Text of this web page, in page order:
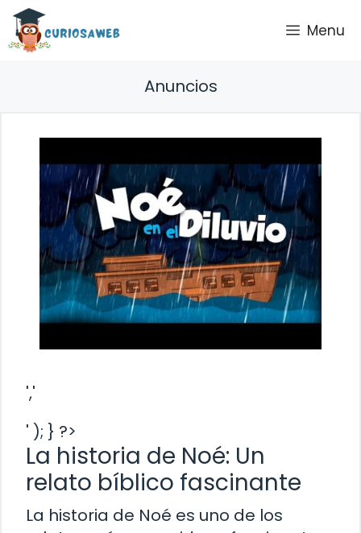
Saltar
contenido
Menu
Anuncios
','
' ); } ?>
La historia de Noé: Un
relato bíblico fascinante
La historia de Noé es uno de los